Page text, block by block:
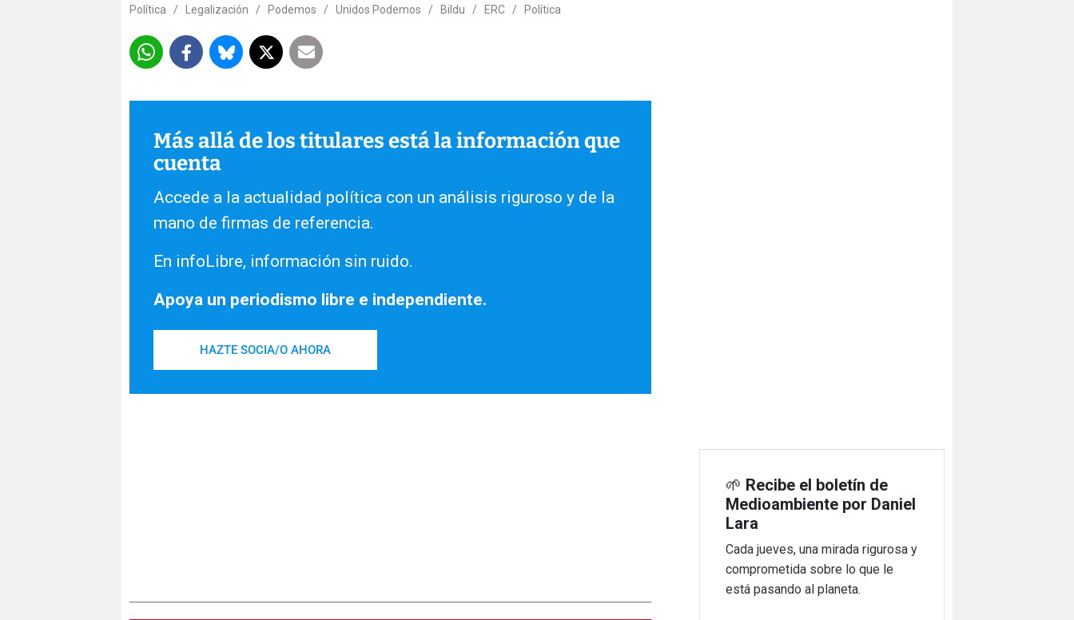
Política
/ Legalización / Podemos / Unidos Podemos / Bildu / ERC / Política
Más allá de los titulares está la información que
cuenta
Accede a la actualidad política con un análisis riguroso y de la
mano de firmas de referencia.
En infoLibre, información sin ruido.
Apoya un periodismo libre e independiente.
HAZTE SOCIA/O AHORA
🌱 Recibe el boletín de
Medioambiente por Daniel
Lara
Cada jueves, una mirada rigurosa y
comprometida sobre lo que le
está pasando al planeta.